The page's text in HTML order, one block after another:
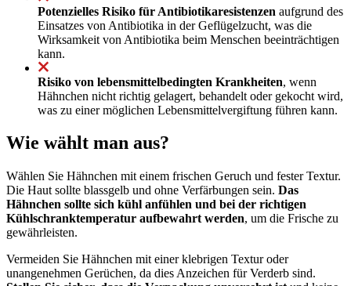
Potenzielles Risiko für Antibiotikaresistenzen aufgrund des
Einsatzes von Antibiotika in der Geflügelzucht, was die
Wirksamkeit von Antibiotika beim Menschen beeinträchtigen
kann.
Risiko von lebensmittelbedingten Krankheiten, wenn
Hähnchen nicht richtig gelagert, behandelt oder gekocht wird,
was zu einer möglichen Lebensmittelvergiftung führen kann.
Wie wählt man aus?
Wählen Sie Hähnchen mit einem frischen Geruch und fester Textur.
Die Haut sollte blassgelb und ohne Verfärbungen sein. Das
Hähnchen sollte sich kühl anfühlen und bei der richtigen
Kühlschranktemperatur aufbewahrt werden, um die Frische zu
gewährleisten.
Vermeiden Sie Hähnchen mit einer klebrigen Textur oder
unangenehmen Gerüchen, da dies Anzeichen für Verderb sind.